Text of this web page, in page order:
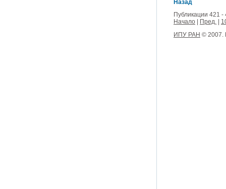
Назад
Публикации 421 -
Начало
Пред.
ИПУ РАН © 2007.